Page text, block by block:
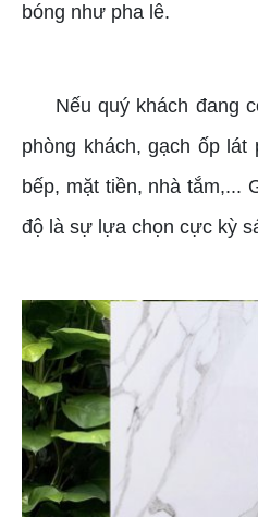
bóng như pha lê.
Nếu quý khách đang
phòng khách, gạch ốp lát
bếp, mặt tiền, nhà tắm,...
độ là sự lựa chọn cực kỳ